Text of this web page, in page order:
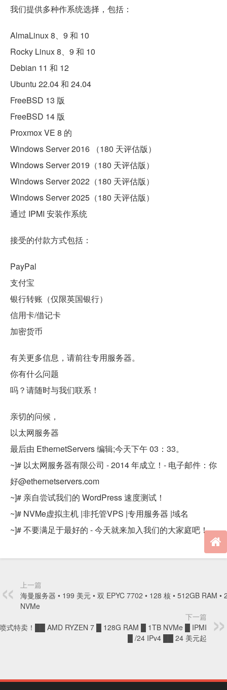
我们提供多种作系统选择，包括：
AlmaLinux 8、9 和 10
Rocky Linux 8、9 和 10
Debian 11 和 12
Ubuntu 22.04 和 24.04
FreeBSD 13 版
FreeBSD 14 版
Proxmox VE 8 的
Windows Server 2016 （180 天评估版）
Windows Server 2019（180 天评估版）
Windows Server 2022（180 天评估版）
Windows Server 2025（180 天评估版）
通过 IPMI 安装作系统
接受的付款方式包括：
PayPal
支付宝
银行转账（仅限英国银行）
信用卡/借记卡
加密货币
有关更多信息，请前往专用服务器。
你有什么问题
吗？请随时与我们联系！
亲切的问候，
以太网服务器
最后由 EthernetServers 编辑;今天下午 03：33。
~]# 以太网服务器有限公司 - 2014 年成立！- 电子邮件：你
好@ethernetservers.com
~]# 亲自尝试我们的 WordPress 速度测试！
~]# NVMe虚拟主机 |非托管VPS |专用服务器 |域名
~]# 不要满足于最好的 - 今天就来加入我们的大家庭吧！
上一篇
海曼服务器 • 199 美元 • 双 EPYC 7702 • 128 核 • 512GB RAM •
NVMe
下一篇
式特卖！██ AMD RYZEN 7 █ 128G RAM █ 1TB NVMe █ IPMI
█ /24 IPv4 ██ 24 美元起